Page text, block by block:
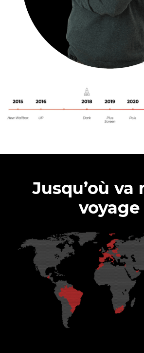
Jusqu’où va
voyage